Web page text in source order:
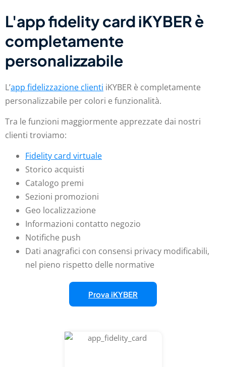
L'app fidelity card iKYBER è
completamente
personalizzabile
L’app fidelizzazione clienti iKYBER è completamente
personalizzabile per colori e funzionalità.
Tra le funzioni maggiormente apprezzate dai nostri
clienti troviamo:
Fidelity card virtuale
Storico acquisti
Catalogo premi
Sezioni promozioni
Geo localizzazione
Informazioni contatto negozio
Notifiche push
Dati anagrafici con consensi privacy modificabili,
nel pieno rispetto delle normative
Prova iKYBER